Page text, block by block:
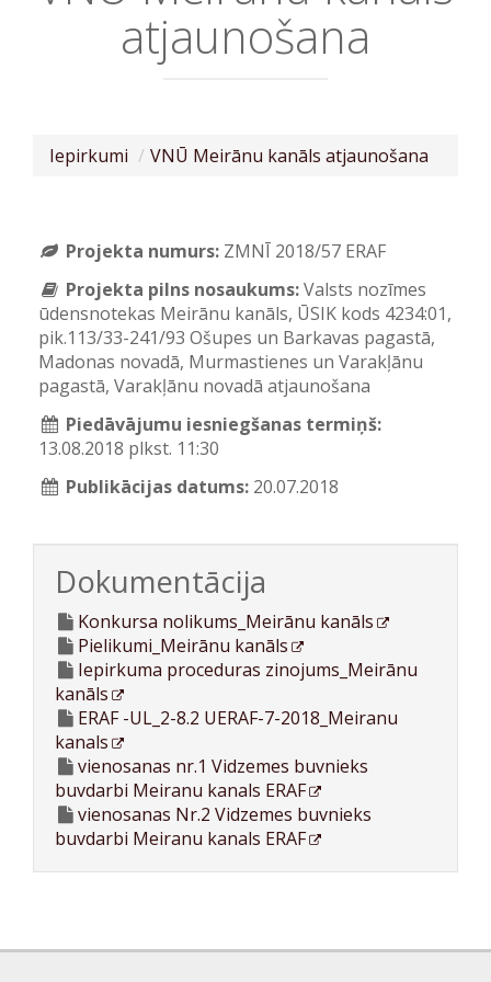
atjaunošana
Iepirkumi VNŪ Meirānu kanāls atjaunošana
Projekta numurs: ZMNĪ 2018/57 ERAF
Projekta pilns nosaukums:Valsts nozīmes
ūdensnotekas Meirānu kanāls, ŪSIK kods 4234:01,
pik.113/33-241/93 Ošupes un Barkavas pagastā,
Madonas novadā, Murmastienes un Varakļānu
pagastā, Varakļānu novadā atjaunošana
Piedāvājumu iesniegšanas termiņš:
13.08.2018 plkst. 11:30
Publikācijas datums: 20.07.2018
Dokumentācija
Konkursa nolikums_Meirānu kanāls
Pielikumi_Meirānu kanāls
Iepirkuma proceduras zinojums_Meirānu
kanāls
ERAF -UL_2-8.2 UERAF-7-2018_Meiranu
kanals
vienosanas nr.1 Vidzemes buvnieks
buvdarbi Meiranu kanals ERAF
vienosanas Nr.2 Vidzemes buvnieks
buvdarbi Meiranu kanals ERAF